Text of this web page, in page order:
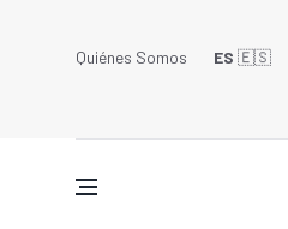
Quiénes Somos ES 🇪🇸